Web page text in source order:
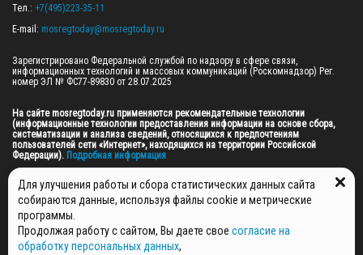
Тел.: +7(495)223-35-11
E-mail: mosregtoday@mosregtoday.ru
Зарегистрировано Федеральной службой по надзору в сфере связи,
информационных технологий и массовых коммуникаций (Роскомнадзор) Рег.
номер ЭЛ № ФС77-89830 от 28.07.2025
На сайте mosregtoday.ru применяются рекомендательные технологии
(информационные технологии предоставления информации на основе сбора,
систематизации и анализа сведений, относящихся к предпочтениям
пользователей сети «Интернет», находящихся на территории Российской
Федерации). Подробная информация
© 2026 ПРАВА НА ВСЕ МАТЕРИАЛЫ САЙТА ПРИНАДЛЕЖАТ ГАУ МО "ЦИФРОВЫЕ
МЕДИА" (ОГРН: 1255000059467).
ПОЛИТИКА ОБРАБОТКИ И ЗАЩИТЫ ПЕРСОНАЛЬНЫХ ДАННЫХ
Для улучшения работы и сбора статистических данных сайта
собираются данные, используя файлы cookie и метрические
программы.
Продолжая работу с сайтом, Вы даете свое согласие на
обработку персональных данных,